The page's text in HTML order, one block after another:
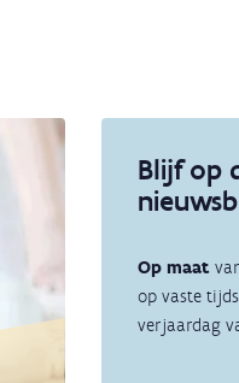
Blijf op
Op maat
op vaste
verjaardag